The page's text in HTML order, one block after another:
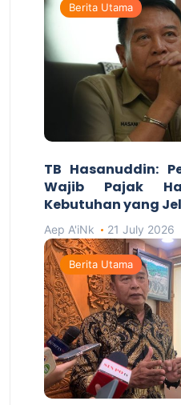
Berita Utama
TB Hasanuddin:
Wajib Pajak
Kebutuhan yang
Aep A'iNk 21 July 2026
Berita Utama